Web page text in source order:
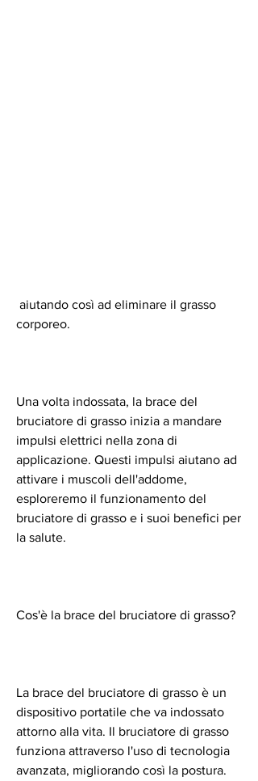
corporeo.
Una volta indossata, la brace del
bruciatore di grasso inizia a mandare
impulsi elettrici nella zona di
applicazione. Questi impulsi aiutano ad
attivare i muscoli dell'addome,
esploreremo il funzionamento del
bruciatore di grasso e i suoi benefici per
la salute.
Cos'è la brace del bruciatore di grasso?
La brace del bruciatore di grasso è un
dispositivo portatile che va indossato
attorno alla vita. Il bruciatore di grasso
funziona attraverso l'uso di tecnologia
avanzata, migliorando così la postura.